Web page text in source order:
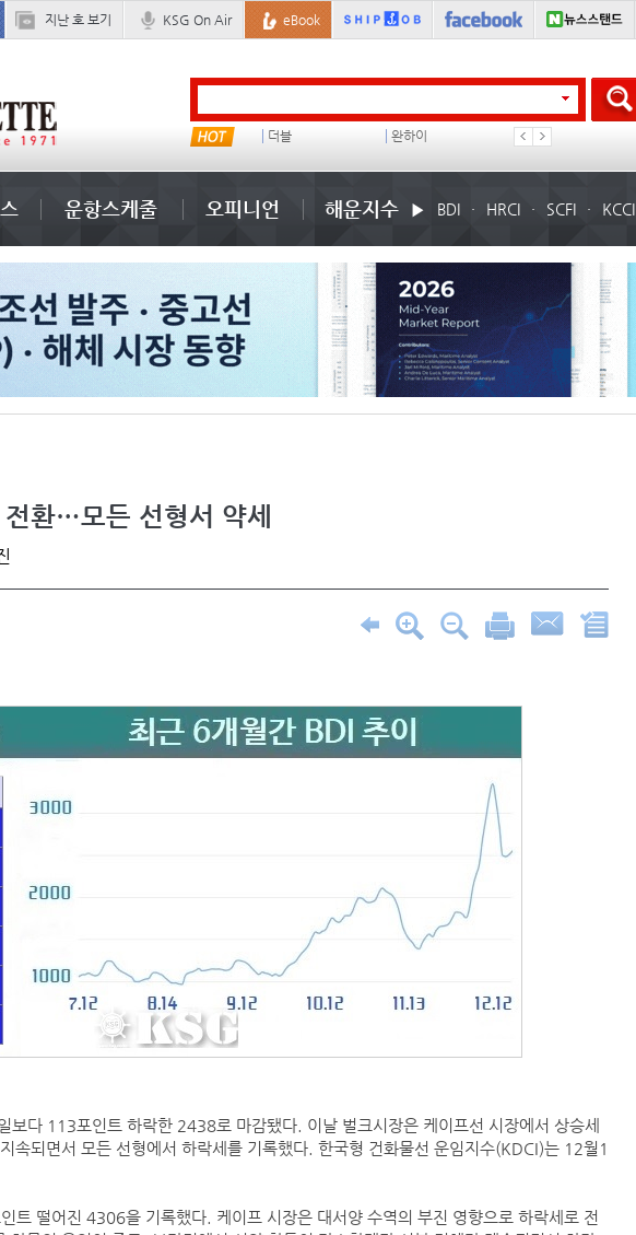
지난 호 보기 KSG On Air eBook
??? ??? 스타콩코드 더블 완하이 미국
운항스케줄 오피니언 해운지수 BDI HRCI SCFI KCCI
환…모든 선형서 약세
보다 113포인트 하락한 2438로 마감됐다. 이날 벌크시장은 케이프선 시장에서 상승세
속되면서 모든 선형에서 하락세를 기록했다. 한국형 건화물선 운임지수(KDCI)는 12월1
트 떨어진 4306을 기록했다. 케이프 시장은 대서양 수역의 부진 영향으로 하락세로 전